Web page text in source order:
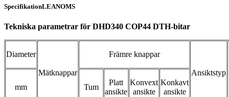
SpecifikationLEANOMS
Tekniska parametrar för DHD340 COP44 DTH-bitar
Diameter
Mätknappar
Främre knappar
Ansiktstyp
mm Tum
Platt
ansikte
Konvext
ansikte
Konkavt
ansikte